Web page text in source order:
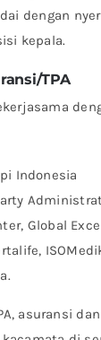
dengan
kepala.
TPA
Indonesia
Global
asuransi